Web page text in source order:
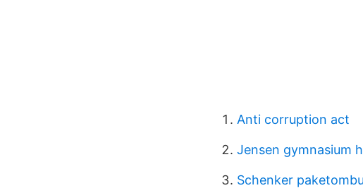
Anti corruption act
Jensen gymnasium
Schenker